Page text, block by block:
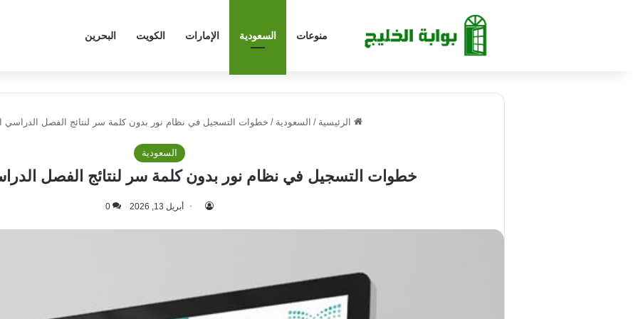
منوعات السعودية الإمارات الكويت البحرين
الرئيسية / السعودية / خطوات التسجيل في نظام نور بدون كلمة سر لنتائج الفصل الدراسي
السعودية
خطوات التسجيل في نظام نور بدون كلمة سر لنتائج الفصل الدراسي
أبريل 13, 2026 0